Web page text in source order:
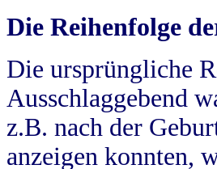
Die Reihenfolge
Die ursprüngliche
Ausschlaggebend
z.B. nach der
anzeigen konnten,